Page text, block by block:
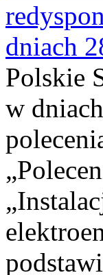
dniach
Polskie
w